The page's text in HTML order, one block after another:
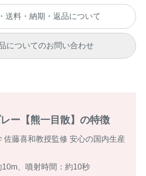
送料・納期・返品について
についてのお問い合わせ
ー【熊一目散】の特徴
佐藤喜和教授監修 安心の国内生産
、噴射時間：約10秒